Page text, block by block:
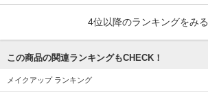
4位以降のランキングをみる
この商品の関連ランキングもCHECK！
メイクアップ ランキング